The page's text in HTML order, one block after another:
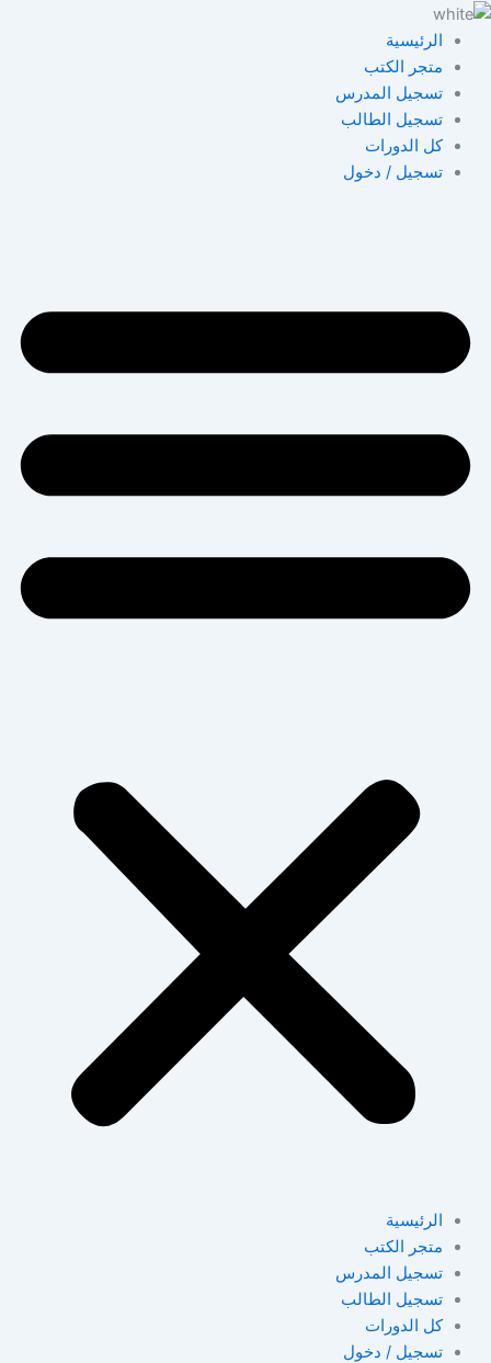
تخطي
المحتوى
الرئيسية
متجر الكتب
تسجيل المدرس
تسجيل الطالب
كل الدورات
تسجيل / دخول
الرئيسية
متجر الكتب
تسجيل المدرس
تسجيل الطالب
كل الدورات
تسجيل / دخول